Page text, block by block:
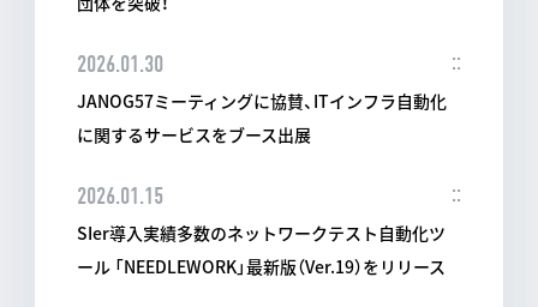
2026.01.30
JANOG57ミーティングに協賛、ITインフラ自動化
に関するサービスをブース出展
2026.01.15
SIer導入実績多数のネットワークテスト自動化ツ
ール 「NEEDLEWORK」最新版（Ver.19）をリリース